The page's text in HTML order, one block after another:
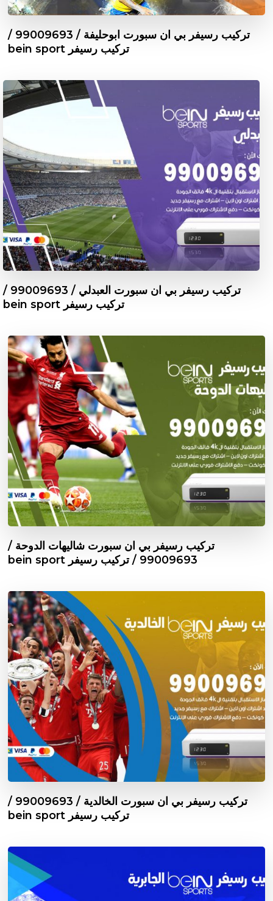
تركيب رسيفر بي ان سبورت ابوحليفة / 99009693 /
تركيب رسيفر bein sport
تركيب رسيفر بي ان سبورت العبدلي / 99009693 /
تركيب رسيفر bein sport
تركيب رسيفر بي ان سبورت شاليهات الدوحة /
99009693 / تركيب رسيفر bein sport
تركيب رسيفر بي ان سبورت الخالدية / 99009693 /
تركيب رسيفر bein sport